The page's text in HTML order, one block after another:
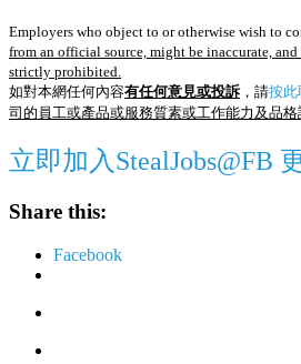
Employers who object to or otherwise wish to
from an official source, might be inaccurate,
strictly prohibited.
如對本網任何內容有任何意見或投訴 ，請按此
司的員工或產品或服務質素或工作能力及品
立即加入StealJobs@FB
Share this:
Facebook